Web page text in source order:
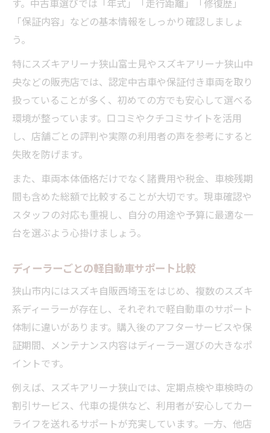
「保証内容」などの基本情報をしっかり確認しましょ
う。
特にスズキアリーナ狭山富士見やスズキアリーナ狭山中
央などの販売店では、認定中古車や保証付き車両を取り
扱っていることが多く、初めての方でも安心して選べる
環境が整っています。口コミやクチコミサイトを活用
し、店舗ごとの評判や実際の利用者の声を参考にすると
失敗を防げます。
また、車両本体価格だけでなく諸費用や税金、車検残期
間も含めた総額で比較することが大切です。現車確認や
スタッフの対応も重視し、自分の用途や予算に最適な一
台を選ぶよう心掛けましょう。
ディーラーごとの軽自動車サポート比較
狭山市内にはスズキ自販西埼玉をはじめ、複数のスズキ
系ディーラーが存在し、それぞれで軽自動車のサポート
体制に違いがあります。購入後のアフターサービスや保
証期間、メンテナンス内容はディーラー選びの大きなポ
イントです。
例えば、スズキアリーナ狭山では、定期点検や車検時の
割引サービス、代車の提供など、利用者が安心してカー
ライフを送れるサポートが充実しています。一方、他店